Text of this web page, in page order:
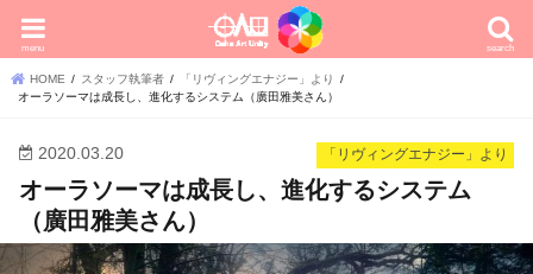
search
menu
HOME スタッフ執筆者
「リヴィングエナジー」より
オーラソーマは成長し、進化するシステム（廣田雅美さん）
「リヴィングエナジー」より
2020.03.20
オーラソーマは成長し、進化するシステム
（廣田雅美さん）